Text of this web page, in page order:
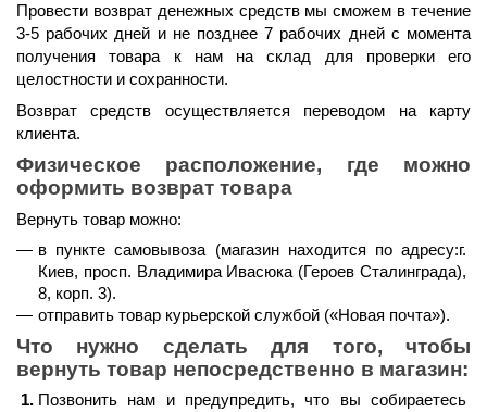
Провести возврат денежных средств мы сможем в течение
3-5 рабочих дней и не позднее 7 рабочих дней с момента
получения товара к нам на склад для проверки его
целостности и сохранности.
Возврат средств осуществляется переводом на карту
клиента.
Физическое расположение, где можно
оформить возврат товара
Вернуть товар можно:
в пункте самовывоза (магазин находится по адресу:г.
Киев, просп. Владимира Ивасюка (Героев Сталинграда),
8, корп. 3).
отправить товар курьерской службой («Новая почта»).
Что нужно сделать для того, чтобы
вернуть товар непосредственно в магазин:
Позвонить нам и предупредить, что вы собираетесь